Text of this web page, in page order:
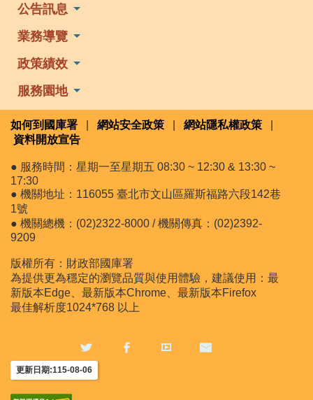
公告訊息
業務導覽
政策績效
服務園地
如何到國庫署 網站安全政策 網站隱私權政策
資料開放宣告
● 服務時間：星期一至星期五 08:30 ~ 12:30 & 13:30 ~
17:30
● 機關地址：116055 臺北市文山區羅斯福路六段142巷
1號
● 機關總機：(02)2322-8000 / 機關傳真：(02)2392-
9209
版權所有：財政部國庫署
為提供更為穩定的瀏覽品質與使用體驗，建議使用：最
新版本Edge、最新版本Chrome、最新版本Firefox
最佳解析度1024*768 以上
更新日期:115-08-06